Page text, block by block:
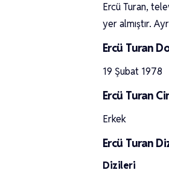
Ercü Turan,
yer almıştır.
Ercü Turan
19 Şubat 1978
Ercü Turan
Erkek
Ercü Turan
Dizileri